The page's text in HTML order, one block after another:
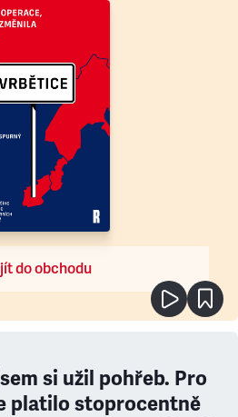
do obchodu
si užil pohřeb. Pro
platilo stoprocentně